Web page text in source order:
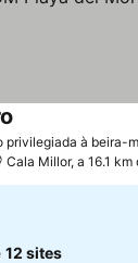
privilegiada à beira-
Cala Millor, a 16.1
12 sites